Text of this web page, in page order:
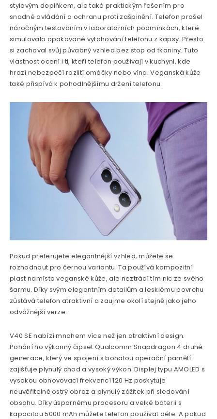
stylovým doplňkem, ale také praktickým řešením pro
snadné ovládání a ochranu proti zašpinění. Telefon prošel
náročným testováním v laboratorních podmínkách, které
simulovalo opakované vytahování telefonu z kapsy. Přesto
si zachoval svůj půvabný vzhled bez stop od tkaniny. Tuto
vlastnost ocení i ti, kteří telefon používají v kuchyni, kde
hrozí nebezpečí rozlití omáčky nebo vína. Veganská kůže
také přispívá k pohodlnějšímu držení telefonu.
Pokud preferujete elegantnější vzhled, můžete se
rozhodnout pro černou variantu. Ta používá kompozitní
plast namísto veganské kůže, ale neztrácí tím nic ze svého
šarmu. Díky svým elegantním detailům a lesklému povrchu
zůstává telefon atraktivní a zaujme okolí stejně jako jeho
odvážnější verze.
V40 SE nabízí mnohem více než jen atraktivní design.
Pohání ho výkonný čipset Qualcomm Snapdragon 4 druhé
generace, který ve spojení s bohatou operační pamětí
zajišťuje plynulý chod a vysoký výkon. Displej typu AMOLED s
vysokou obnovovací frekvencí 120 Hz poskytuje
neuvěřitelně ostrý obraz a plynulý zážitek při sledování
obsahu. Díky úspornému procesoru a velké baterii s
kapacitou 5000 mAh můžete telefon používat déle. A pokud